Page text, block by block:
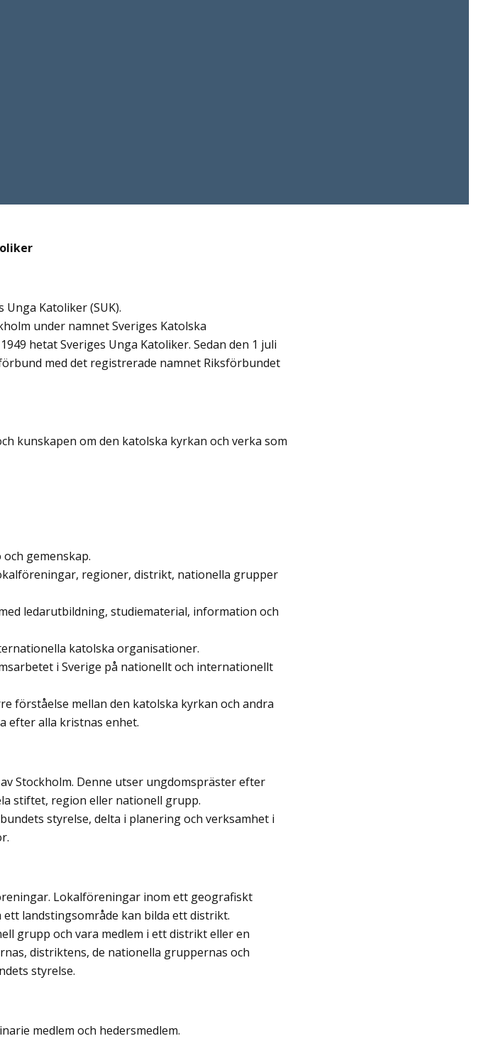
Katoliker (SUK).
under namnet Sveriges Katolska
hetat Sveriges Unga Katoliker. Sedan den 1 juli
med det registrerade namnet Riksförbundet
kunskapen om den katolska kyrkan och verka som
gemenskap.
regioner, distrikt, nationella grupper
ledarutbildning, studiematerial, information och
katolska organisationer.
i Sverige på nationellt och internationellt
förståelse mellan den katolska kyrkan och andra
efter alla kristnas enhet.
Stockholm. Denne utser ungdomspräster efter
stiftet, region eller nationell grupp.
styrelse, delta i planering och verksamhet i
Lokalföreningar inom ett geografiskt
landstingsområde kan bilda ett distrikt.
grupp och vara medlem i ett distrikt eller en
distriktens, de nationella gruppernas och
styrelse.
medlem och hedersmedlem.